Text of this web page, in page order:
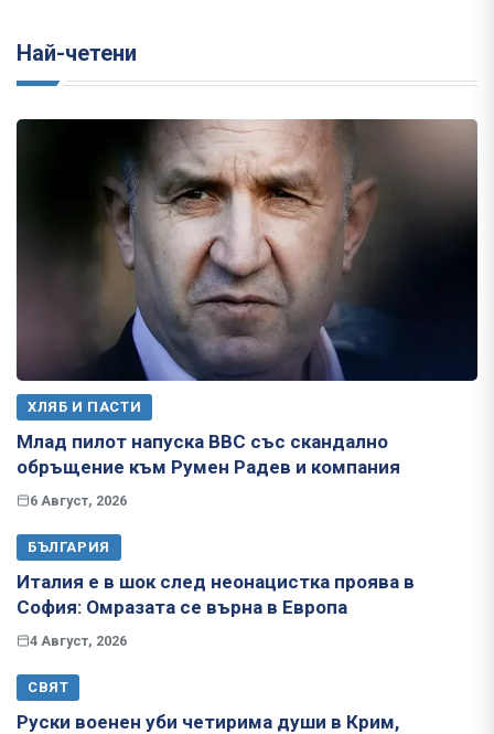
Най-четени
ХЛЯБ И ПАСТИ
Млад пилот напуска ВВС със скандално
обръщение към Румен Радев и компания
6 Август, 2026
БЪЛГАРИЯ
Италия е в шок след неонацистка проява в
София: Омразата се върна в Европа
4 Август, 2026
СВЯТ
Руски военен уби четирима души в Крим,